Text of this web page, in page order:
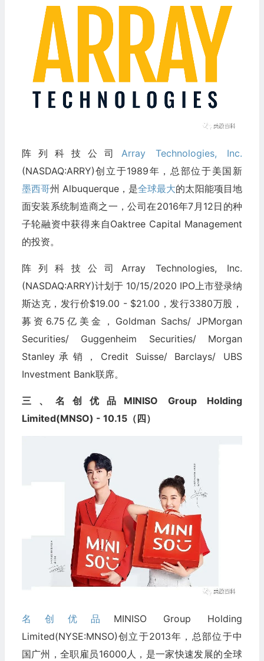
阵列科技公司 Array Technologies, Inc.
(NASDAQ:ARRY)创立于1989年，总部位于美国新
墨西哥州 Albuquerque，是全球最大的太阳能项目地
面安装系统制造商之一，公司在2016年7月12日的种
子轮融资中获得来自Oaktree Capital Management
的投资。
阵列科技公司Array Technologies, Inc.
(NASDAQ:ARRY)计划于 10/15/2020 IPO上市登录纳
斯达克，发行价$19.00 - $21.00，发行3380万股，
募资6.75亿美金，Goldman Sachs/ JPMorgan
Securities/ Guggenheim Securities/ Morgan
Stanley承销，Credit Suisse/ Barclays/ UBS
Investment Bank联席。
三、名创优品MINISO Group Holding
Limited(MNSO) - 10.15（四）
名创优品 MINISO Group Holding
Limited(NYSE:MNSO)创立于2013年，总部位于中
国广州，全职雇员16000人，是一家快速发展的全球